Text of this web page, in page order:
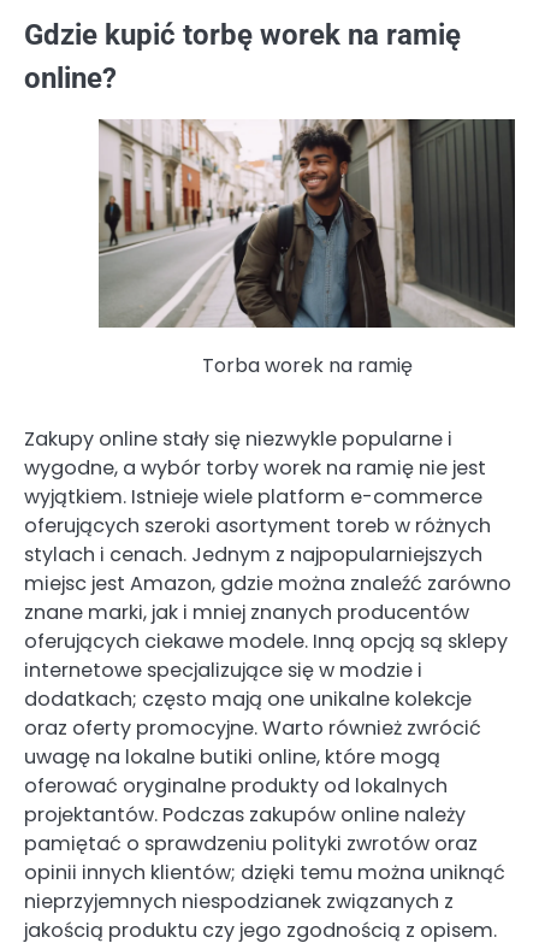
Gdzie kupić torbę worek na ramię
online?
Torba worek na ramię
Zakupy online stały się niezwykle popularne i
wygodne, a wybór torby worek na ramię nie jest
wyjątkiem. Istnieje wiele platform e-commerce
oferujących szeroki asortyment toreb w różnych
stylach i cenach. Jednym z najpopularniejszych
miejsc jest Amazon, gdzie można znaleźć zarówno
znane marki, jak i mniej znanych producentów
oferujących ciekawe modele. Inną opcją są sklepy
internetowe specjalizujące się w modzie i
dodatkach; często mają one unikalne kolekcje
oraz oferty promocyjne. Warto również zwrócić
uwagę na lokalne butiki online, które mogą
oferować oryginalne produkty od lokalnych
projektantów. Podczas zakupów online należy
pamiętać o sprawdzeniu polityki zwrotów oraz
opinii innych klientów; dzięki temu można uniknąć
nieprzyjemnych niespodzianek związanych z
jakością produktu czy jego zgodnością z opisem.